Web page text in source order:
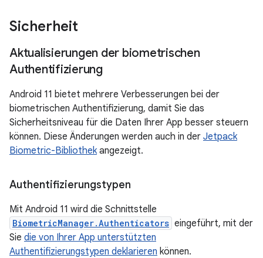
Sicherheit
Aktualisierungen der biometrischen
Authentifizierung
Android 11 bietet mehrere Verbesserungen bei der
biometrischen Authentifizierung, damit Sie das
Sicherheitsniveau für die Daten Ihrer App besser steuern
können. Diese Änderungen werden auch in der Jetpack
Biometric-Bibliothekangezeigt.
Authentifizierungstypen
Mit Android 11 wird die Schnittstelle
BiometricManager.Authenticators eingeführt, mit der
Sie die von Ihrer App unterstützten
Authentifizierungstypen deklarieren können.